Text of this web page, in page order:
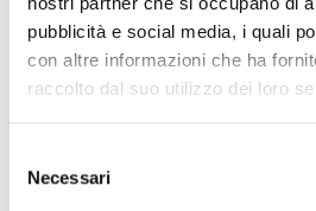
pubblicità e social media, i quali
con altre informazioni che ha
raccolto dal suo utilizzo dei loro
delNecessari
traduttrice italiano-spagnolo, oltre
italiano emigrato in Uruguay nel
ho cominciato a leggere alcuni
letteratura”. Nella sezione
vinto il racconto di Fabio Franzin